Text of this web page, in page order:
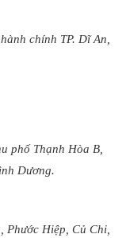
chính TP. Dĩ An,
phố Thạnh Hòa B,
Dương.
Phước Hiệp, Củ Chi,